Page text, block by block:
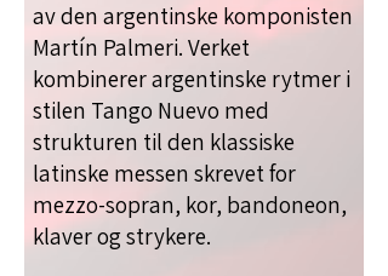
av den argentinske komponisten
Martín Palmeri. Verket
kombinerer argentinske rytmer i
stilen Tango Nuevo med
strukturen til den klassiske
latinske messen skrevet for
mezzo-sopran, kor, bandoneon,
klaver og strykere.